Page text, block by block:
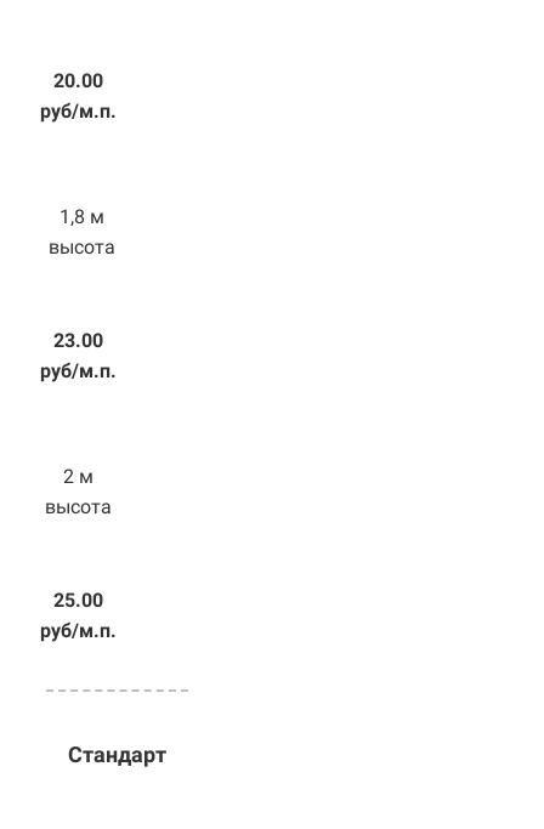
20.00
руб/м.п.
1,8 м
высота
23.00
руб/м.п.
2 м
высота
25.00
руб/м.п.
Стандарт